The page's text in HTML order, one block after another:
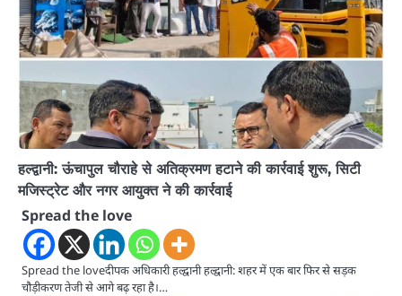
हल्द्वानी: ऊंचापुल चौराहे से अतिक्रमण हटाने की कार्रवाई शुरू, सिटी
मजिस्ट्रेट और नगर आयुक्त ने की कार्रवाई
Spread the love
Spread the loveदीपक अधिकारी हल्द्वानी हल्द्वानी: शहर में एक बार फिर से सड़क
चौड़ीकरण तेजी से आगे बढ़ रहा है।…